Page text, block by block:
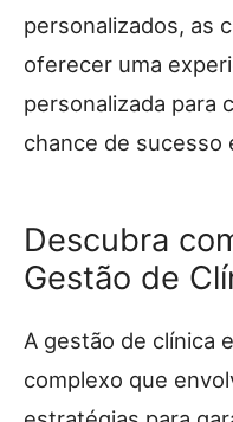
personalizados, as
oferecer uma
personalizada para
chance de sucesso
Descubra
Gestão de
A gestão de clínica
complexo que